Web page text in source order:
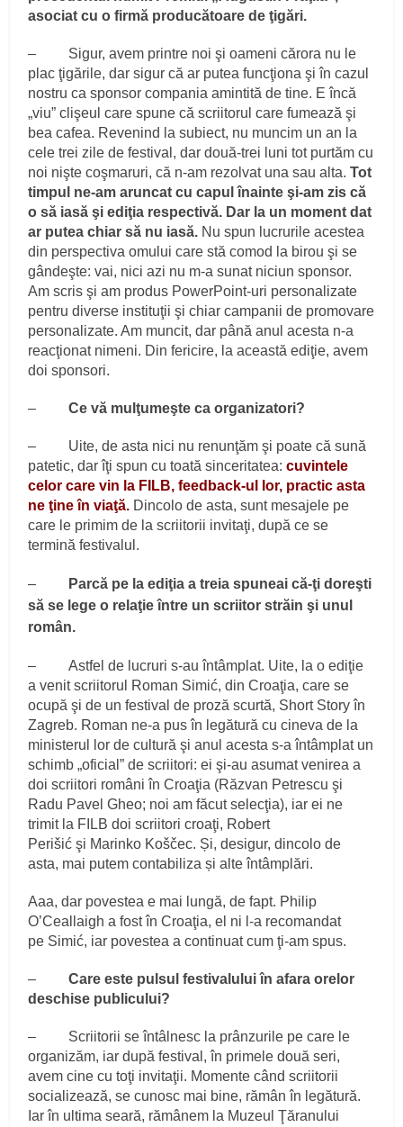
asociat cu o firmă producătoare de ţigări.
– Sigur, avem printre noi şi oameni cărora nu le
plac ţigările, dar sigur că ar putea funcţiona şi în cazul
nostru ca sponsor compania amintită de tine. E încă
„viu” clişeul care spune că scriitorul care fumează şi
bea cafea. Revenind la subiect, nu muncim un an la
cele trei zile de festival, dar două-trei luni tot purtăm cu
noi nişte coşmaruri, că n-am rezolvat una sau alta.Tot
timpul ne-am aruncat cu capul înainte şi-am zis că
o să iasă şi ediţia respectivă. Dar la un moment dat
ar putea chiar să nu iasă. Nu spun lucrurile acestea
din perspectiva omului care stă comod la birou şi se
gândeşte: vai, nici azi nu m-a sunat niciun sponsor.
Am scris şi am produs PowerPoint-uri personalizate
pentru diverse instituţii şi chiar campanii de promovare
personalizate. Am muncit, dar până anul acesta n-a
reacţionat nimeni. Din fericire, la această ediţie, avem
doi sponsori.
–Ce vă mulţumeşte ca organizatori?
– Uite, de asta nici nu renunţăm şi poate că sună
patetic, dar îţi spun cu toată sinceritatea:cuvintele
celor care vin la FILB, feedback-ul lor, practic asta
ne ţine în viaţă. Dincolo de asta, sunt mesajele pe
care le primim de la scriitorii invitaţi, după ce se
termină festivalul.
–
Parcă pe la ediţia a treia spuneai că-ţi doreşti
să se lege o relaţie între un scriitor străin şi unul
român.
– Astfel de lucruri s-au întâmplat. Uite, la o ediţie
a venit scriitorul Roman Simić, din Croaţia, care se
ocupă şi de un festival de proză scurtă, Short Story în
Zagreb. Roman ne-a pus în legătură cu cineva de la
ministerul lor de cultură şi anul acesta s-a întâmplat un
schimb „oficial” de scriitori: ei şi-au asumat venirea a
doi scriitori români în Croaţia (Răzvan Petrescu şi
Radu Pavel Gheo; noi am făcut selecţia), iar ei ne
trimit la FILB doi scriitori croaţi, Robert
Perišić şi Marinko Koščec. Și, desigur, dincolo de
asta, mai putem contabiliza și alte întâmplări.
Aaa, dar povestea e mai lungă, de fapt. Philip
O’Ceallaigh a fost în Croaţia, el ni l-a recomandat
pe Simić, iar povestea a continuat cum ţi-am spus.
–Care este pulsul festivalului în afara orelor
deschise publicului?
– Scriitorii se întâlnesc la prânzurile pe care le
organizăm, iar după festival, în primele două seri,
avem cine cu toţi invitaţii. Momente când scriitorii
socializează, se cunosc mai bine, rămân în legătură.
Iar în ultima seară, rămânem la Muzeul Ţăranului